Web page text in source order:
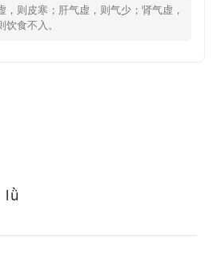
则皮寒；肝气虚，则气少；肾气虚，
食不入。
lǜ